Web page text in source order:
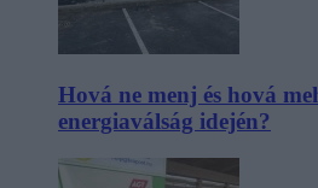
Hová ne menj és hová
energiaválság idején?